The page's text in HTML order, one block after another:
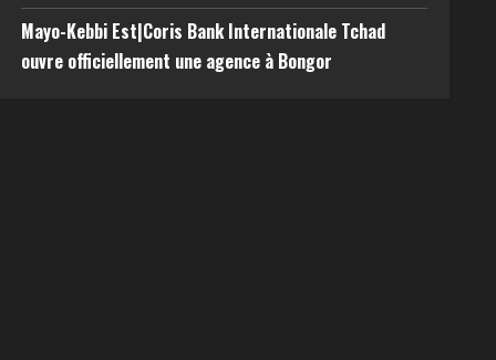
Mayo-Kebbi Est|Coris Bank Internationale Tchad
ouvre officiellement une agence à Bongor